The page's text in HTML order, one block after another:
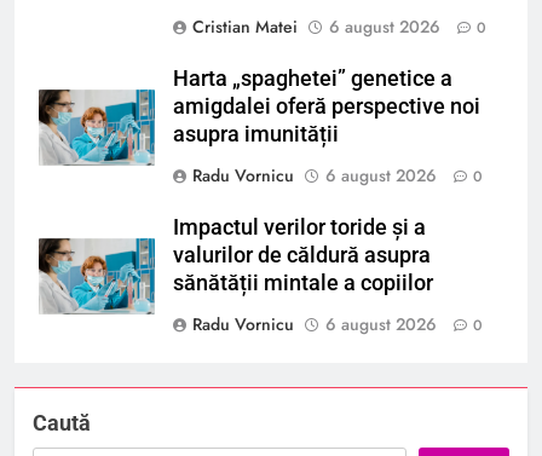
Cristian Matei
6 august 2026 0
Harta „spaghetei” genetice a
amigdalei oferă perspective noi
asupra imunității
Radu Vornicu
6 august 2026 0
Impactul verilor toride și a
valurilor de căldură asupra
sănătății mintale a copiilor
Radu Vornicu
6 august 2026 0
Caută